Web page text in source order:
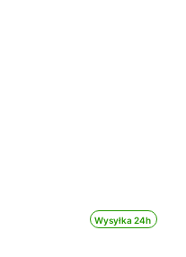
Wysyłka 24h